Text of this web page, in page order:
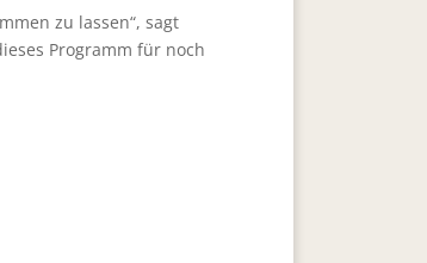
zu lassen“, sagt
Programm für noch